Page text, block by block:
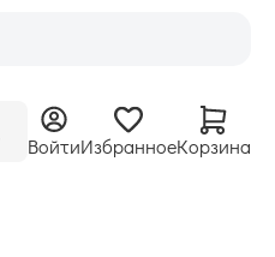
ВойтиИзбранноеКорзина